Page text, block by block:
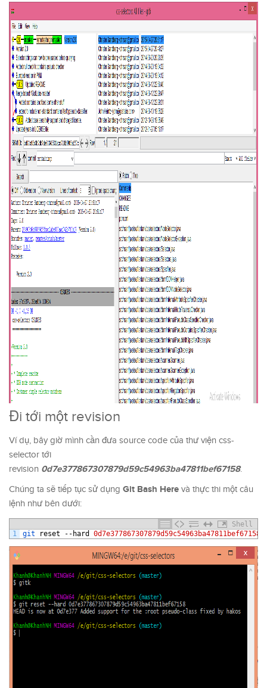
Đi tới một revision
Ví dụ, bây giờ mình cần đưa source code của thư viện css-
selector tới
revision 0d7e377867307879d59c54963ba47811bef67158.
Chúng ta sẽ tiếp tục sử dụng Git Bash Here và thực thi một câu
lệnh như bên dưới:
Shell
1
git reset -- hard 0d7e377867307879d59c54963ba47811bef67158